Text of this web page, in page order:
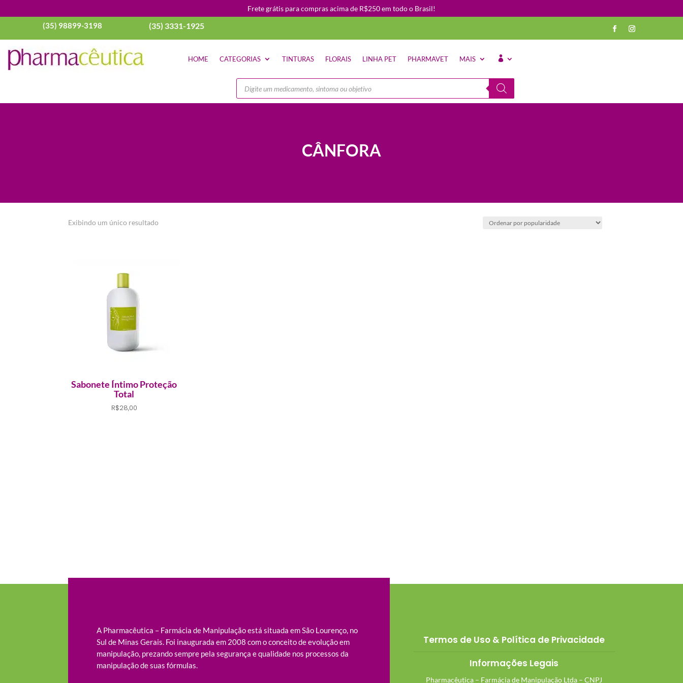
Frete grátis para compras acima de R$250 em todo o Brasil!
(35) 98899-3198 (35) 3331-1925
HOME CATEGORIAS TINTURAS FLORAIS LINHA PET PHARMAVET MAIS ⠀
Pesquisar
CÂNFORA
Exibindo um único resultado
Sabonete Íntimo Proteção
Total
R$28,00
A Pharmacêutica – Farmácia de Manipulação está situada em São Lourenço, no
Sul de Minas Gerais. Foi inaugurada em 2008 com o conceito de evolução em
manipulação, prezando sempre pela segurança e qualidade nos processos da
manipulação de suas fórmulas.
Termos de Uso & Política de Privacidade
Informações Legais
Pharmacêutica – Farmácia de Manipulação Ltda – CNPJ